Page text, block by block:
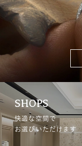
SHOPS
快適な空間で
お選びいただけます